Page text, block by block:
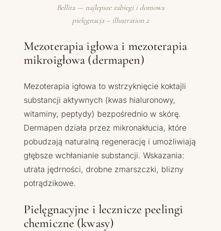
Bellita — najlepsze zabiegi i domowa
pielęgnacja – illustration 2
Mezoterapia igłowa i mezoterapia
mikroigłowa (dermapen)
Mezoterapia igłowa to wstrzyknięcie koktajli
substancji aktywnych (kwas hialuronowy,
witaminy, peptydy) bezpośrednio w skórę.
Dermapen działa przez mikronakłucia, które
pobudzają naturalną regenerację i umożliwiają
głębsze wchłanianie substancji. Wskazania:
utrata jędrności, drobne zmarszczki, blizny
potrądzikowe.
Pielęgnacyjne i lecznicze peelingi
chemiczne (kwasy)